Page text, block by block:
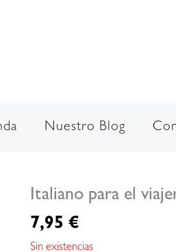
Nuestro Blog
Italiano para el
7,95 €
Sin existencias